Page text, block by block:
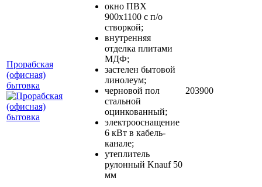
Прорабская
(офисная)
бытовка
окно ПВХ
900х1100 с п/о
створкой;
внутренняя
отделка плитами
МДФ;
застелен бытовой
линолеум;
черновой пол
стальной
оцинкованный;
электрооснащение
6 кВт в кабель-
канале;
утеплитель
рулонный Knauf 50
мм
203900